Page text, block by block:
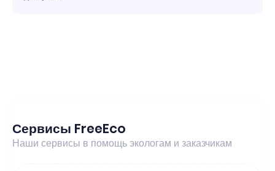
Сервисы FreeEco
Наши сервисы в помощь экологам и заказчикам